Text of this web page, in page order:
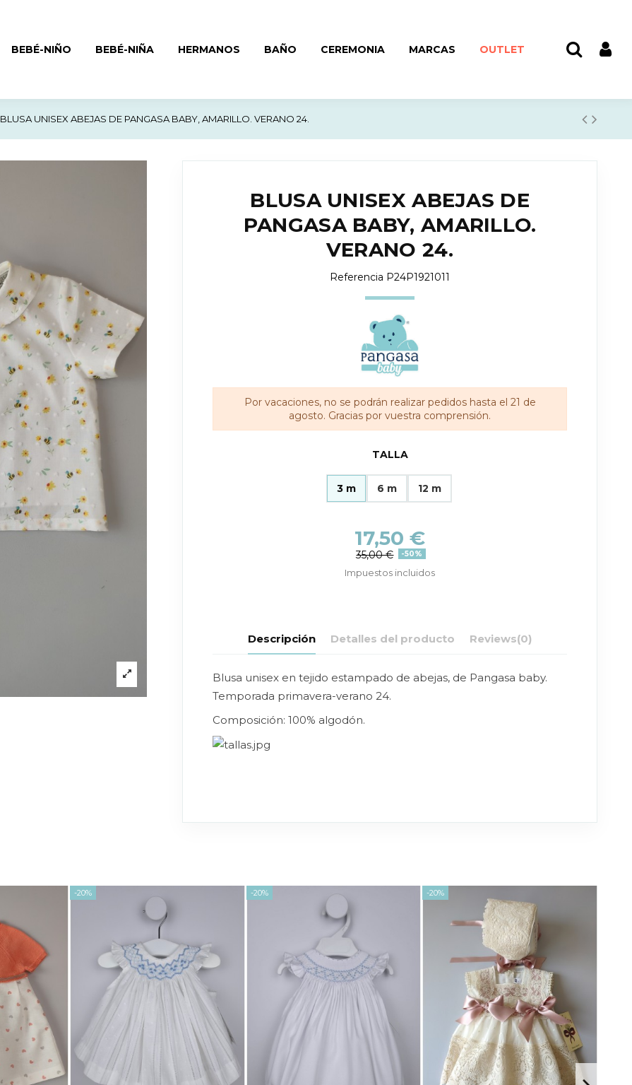
BEBÉ-NIÑO BEBÉ-NIÑA HERMANOS BAÑO CEREMONIA MARCAS OUTLET
BLUSA UNISEX ABEJAS DE PANGASA BABY, AMARILLO. VERANO 24.
BLUSA UNISEX ABEJAS DE
PANGASA BABY, AMARILLO.
VERANO 24.
Referencia P24P1921011
Por vacaciones, no se podrán realizar pedidos hasta el 21 de
agosto. Gracias por vuestra comprensión.
TALLA
3 m 6 m 12 m
17,50 €
35,00 € -50%
Impuestos incluidos
Descripción Detalles del producto Reviews(0)
Blusa unisex en tejido estampado de abejas, de Pangasa baby.
Temporada primavera-verano 24.
Composición: 100% algodón.
-20% -20% -20%